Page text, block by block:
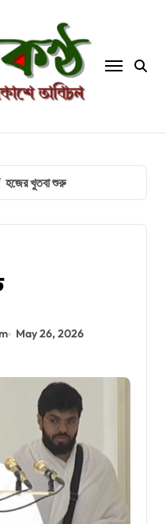
হজের খুতবা শুরু
May 26, 2026